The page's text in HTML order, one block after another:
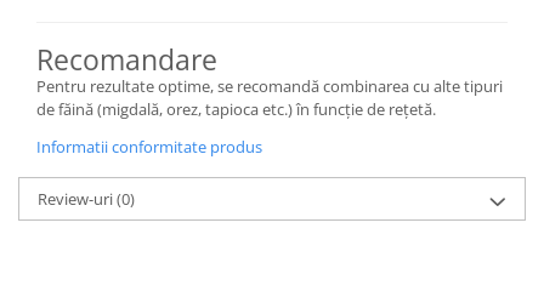
Recomandare
Pentru rezultate optime, se recomandă combinarea cu alte tipuri
de făină (migdală, orez, tapioca etc.) în funcție de rețetă.
Informatii conformitate produs
Review-uri(0)